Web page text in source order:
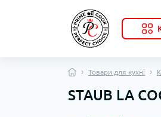
Товари для кухні
STAUB LA